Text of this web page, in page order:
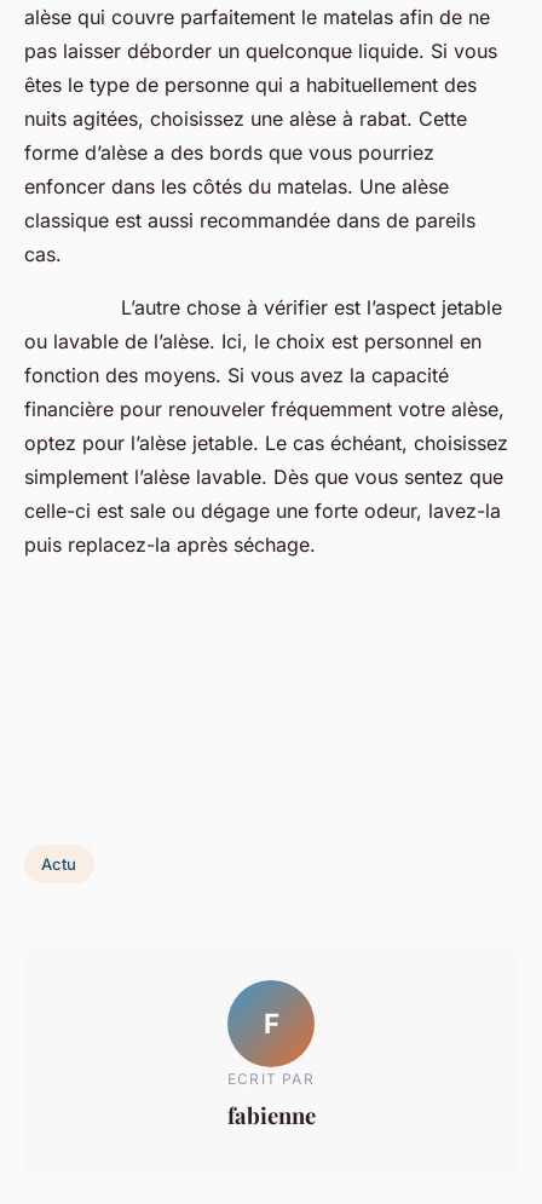
alèse qui couvre parfaitement le matelas afin de ne
pas laisser déborder un quelconque liquide. Si vous
êtes le type de personne qui a habituellement des
nuits agitées, choisissez une alèse à rabat. Cette
forme d’alèse a des bords que vous pourriez
enfoncer dans les côtés du matelas. Une alèse
classique est aussi recommandée dans de pareils
cas.
L’autre chose à vérifier est l’aspect jetable
ou lavable de l’alèse. Ici, le choix est personnel en
fonction des moyens. Si vous avez la capacité
financière pour renouveler fréquemment votre alèse,
optez pour l’alèse jetable. Le cas échéant, choisissez
simplement l’alèse lavable. Dès que vous sentez que
celle-ci est sale ou dégage une forte odeur, lavez-la
puis replacez-la après séchage.
Actu
F
ECRIT PAR
fabienne